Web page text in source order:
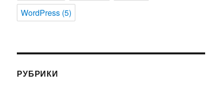
WordPress (5)
РУБРИКИ